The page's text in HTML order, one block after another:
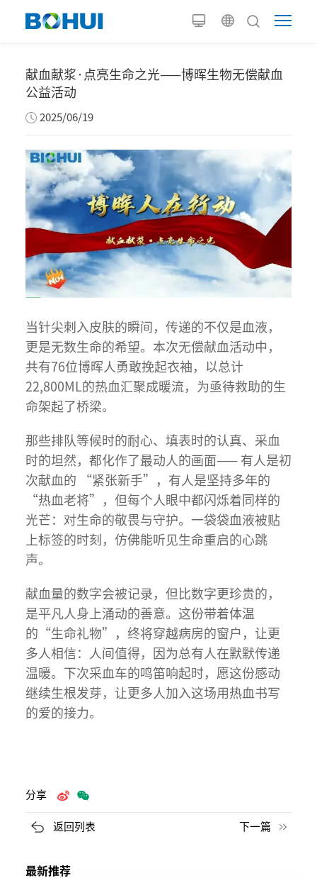
献血献浆·点亮生命之光——博晖生物无偿献血
公益活动
2025/06/19
当针尖刺入皮肤的瞬间，传递的不仅是血液，
更是无数生命的希望。本次无偿献血活动中，
共有76位博晖人勇敢挽起衣袖，以总计
22,800ML的热血汇聚成暖流，为亟待救助的生
命架起了桥梁。
那些排队等候时的耐心、填表时的认真、采血
时的坦然，都化作了最动人的画面—— 有人是初
次献血的 “紧张新手”，有人是坚持多年的
“热血老将”，但每个人眼中都闪烁着同样的
光芒：对生命的敬畏与守护。一袋袋血液被贴
上标签的时刻，仿佛能听见生命重启的心跳
声。
献血量的数字会被记录，但比数字更珍贵的，
是平凡人身上涌动的善意。这份带着体温
的“生命礼物”，终将穿越病房的窗户，让更
多人相信：人间值得，因为总有人在默默传递
温暖。下次采血车的鸣笛响起时，愿这份感动
继续生根发芽，让更多人加入这场用热血书写
的爱的接力。
分享
返回列表 下一篇
最新推荐